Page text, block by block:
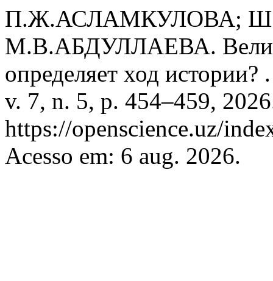
П.Ж.АСЛАМКУЛОВА;
М.В.АБДУЛЛАЕВА.
определяет ход истории?
v. 7, n. 5, p. 454–459,
https://openscience.uz/
Acesso em: 6 aug. 2026.